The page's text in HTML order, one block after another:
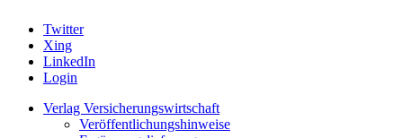
Twitter
Xing
LinkedIn
Login
Verlag Versicherungswirtschaft
Veröffentlichungshinweise